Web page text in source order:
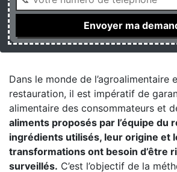
Dans le monde de l’agroalimentaire
restauration, il est impératif de
alimentaire des consommateurs et
aliments proposés par l’équipe du
ingrédients utilisés, leur origine et
transformations ont besoin d’être
surveillés. C’est l’objectif de la